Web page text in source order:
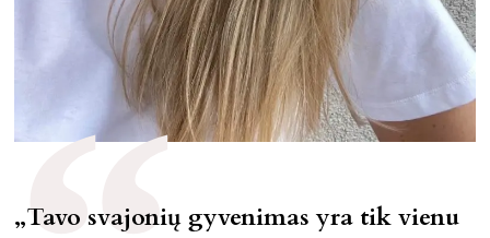
„Tavo svajonių gyvenimas yra tik vienu